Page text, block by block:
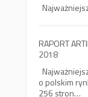
RAPORT
2018
o polskim
256 stron…